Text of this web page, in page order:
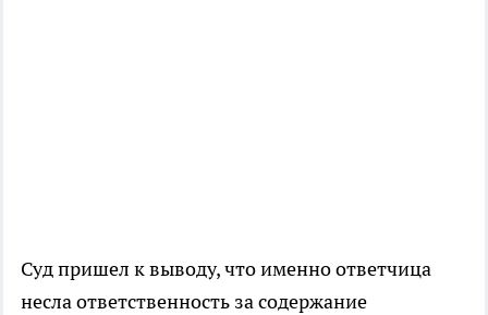
Суд пришел к выводу, что именно ответчица
несла ответственность за содержание